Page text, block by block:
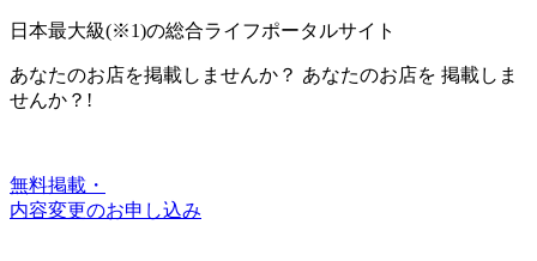
日本最大級(※1)の総合ライフポータルサイト
あなたのお店を掲載しませんか？ あなたのお店を 掲載しま
せんか？!
無料掲載・
内容変更のお申し込み